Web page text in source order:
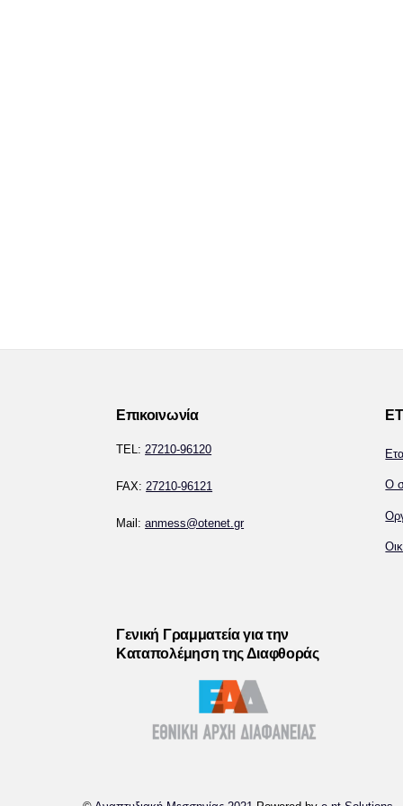
Επικοινωνία
TEL: 27210-96120
FAX: 27210-96121
Mail:anmess@otenet.gr
Ο
Γενική Γραμματεία για την
Καταπολέμηση της Διαφθοράς